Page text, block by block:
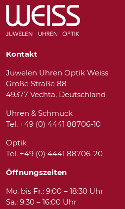
Kontakt
Juwelen Uhren Optik Weiss
Große Straße 88
49377 Vechta, Deutschland
Uhren & Schmuck
Tel. +49 (0) 4441 88706-10
Optik
Tel. +49 (0) 4441 88706-20
Öffnungszeiten
Mo. bis Fr.: 9:00 – 18:30 Uhr
Sa.: 9:30 – 16:00 Uhr